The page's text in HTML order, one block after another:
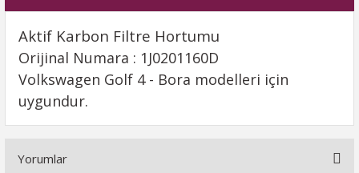
Aktif Karbon Filtre Hortumu
Orijinal Numara : 1J0201160D
Volkswagen Golf 4 - Bora modelleri için
uygundur.
Yorumlar